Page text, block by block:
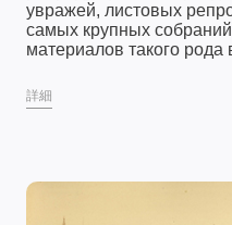
увражей, листовых
самых крупных
материалов такого рода
詳細